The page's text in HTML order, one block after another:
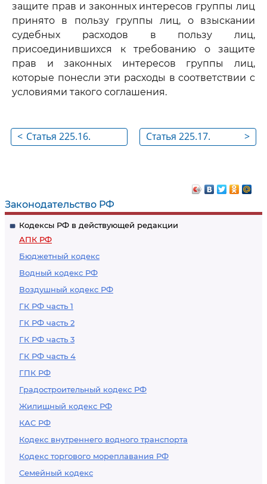
Законодательство РФ
Кодексы РФ в действующей редакции
АПК РФ
Бюджетный кодекс
Водный кодекс РФ
Воздушный кодекс РФ
ГК РФ часть 1
ГК РФ часть 2
ГК РФ часть 3
ГК РФ часть 4
ГПК РФ
Градостроительный кодекс РФ
Жилищный кодекс РФ
КАС РФ
Кодекс внутреннего водного транспорта
Кодекс торгового мореплавания РФ
Семейный кодекс
защите прав и законных интересов группы лиц
принято в пользу группы лиц, о взыскании
судебных расходов в пользу лиц,
присоединившихся к требованию о защите
прав и законных интересов группы лиц,
которые понесли эти расходы в соответствии с
условиями такого соглашения.
< Статья 225.16.
законных интересов
группы лиц
>
Статья 225.17.
по делу о защите
прав и законных
интересов группы
лиц